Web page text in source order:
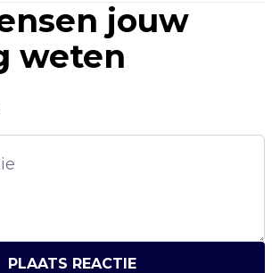
jouw
weten
PLAATS REACTIE